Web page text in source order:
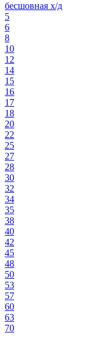
бесшовная х/д
5
6
8
10
12
14
15
16
17
18
20
22
25
27
28
30
32
34
35
38
40
42
45
48
50
53
57
60
63
70